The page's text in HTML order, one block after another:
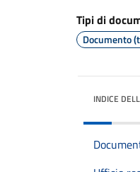
Tipi di
Documento
INDICE